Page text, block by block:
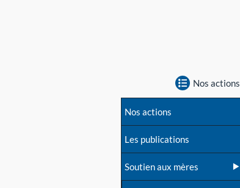
Nos actions
Nos actions
Les publications
Soutien aux mères